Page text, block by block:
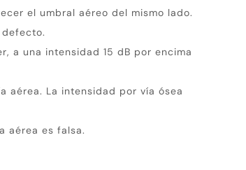
el umbral aéreo del mismo lado.
a una intensidad 15 dB por encima
aérea. La intensidad por vía ósea
aérea es falsa.